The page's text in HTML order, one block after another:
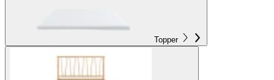
Topper